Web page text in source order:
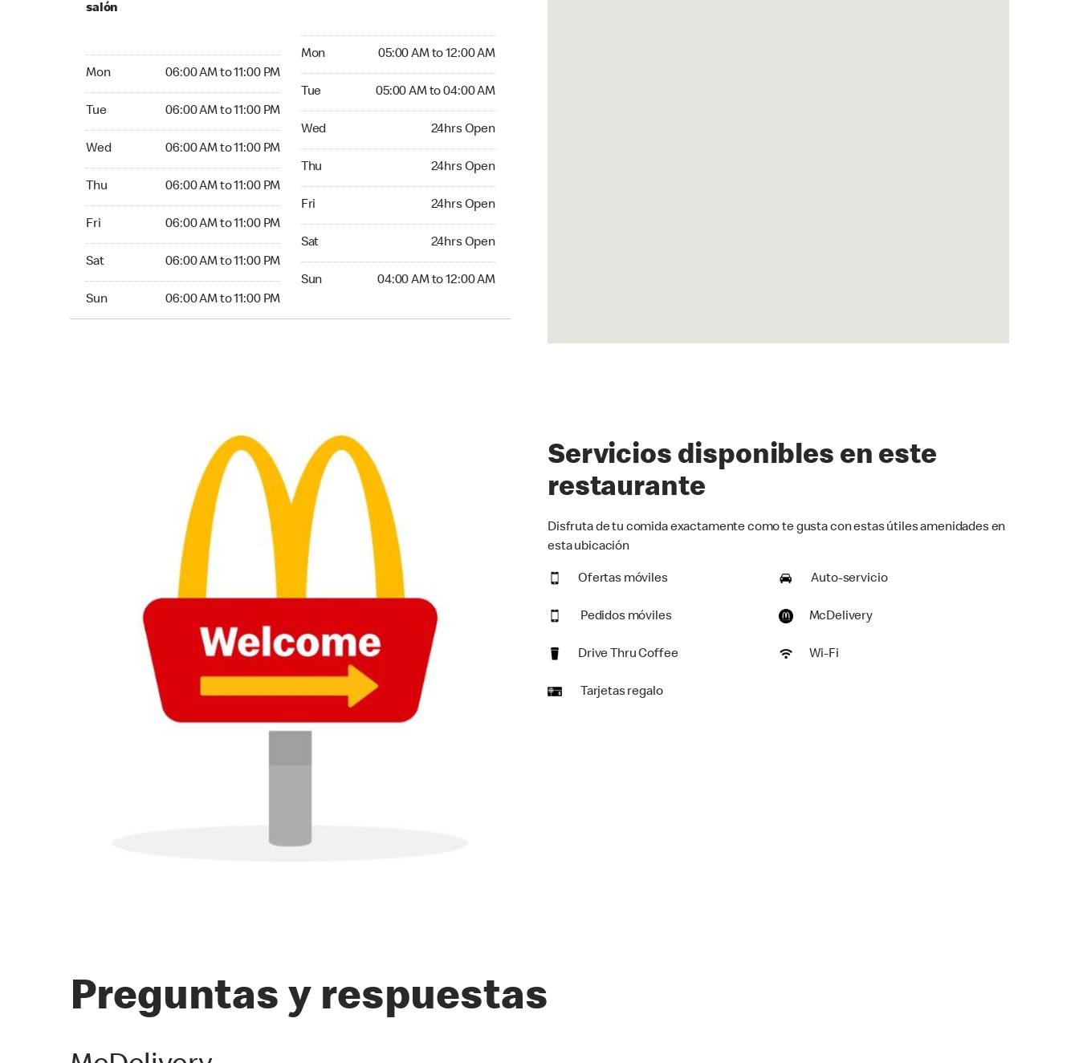
salón
Mon 06:00 AM to 11:00 PM
Tue 06:00 AM to 11:00 PM
Wed 06:00 AM to 11:00 PM
Thu 06:00 AM to 11:00 PM
Fri 06:00 AM to 11:00 PM
Sat 06:00 AM to 11:00 PM
Sun 06:00 AM to 11:00 PM
Mon 05:00 AM to 12:00 AM
Tue 05:00 AM to 04:00 AM
Wed 24hrs Open
Thu 24hrs Open
Fri 24hrs Open
Sat 24hrs Open
Sun 04:00 AM to 12:00 AM
Servicios disponibles en este
restaurante
Disfruta de tu comida exactamente como te gusta con estas útiles amenidades en
esta ubicación
Ofertas móviles Auto-servicio
Pedidos móviles McDelivery
Drive Thru Coffee Wi-Fi
Tarjetas regalo
Preguntas y respuestas